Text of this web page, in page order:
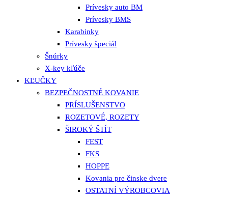
Prívesky auto BM
Prívesky BMS
Karabinky
Prívesky špeciál
Šnúrky
X-key kľúče
KĽUČKY
BEZPEČNOSTNÉ KOVANIE
PRÍSLUŠENSTVO
ROZETOVÉ, ROZETY
ŠIROKÝ ŠTÍT
FEST
FKS
HOPPE
Kovania pre činske dvere
OSTATNÍ VÝROBCOVIA